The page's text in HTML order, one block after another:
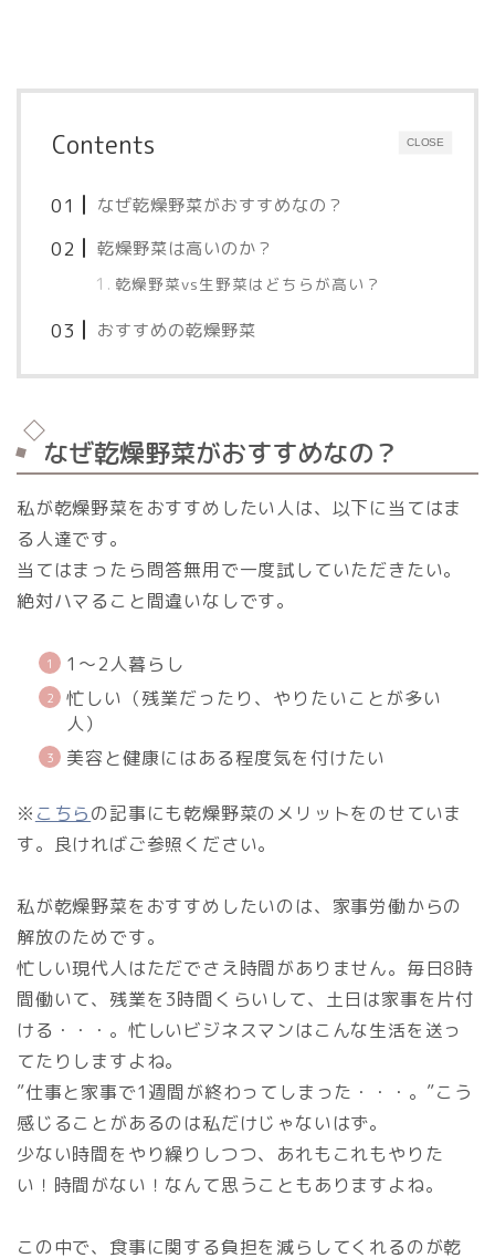
CLOSE
Contents
なぜ乾燥野菜がおすすめなの？
乾燥野菜は高いのか？
乾燥野菜vs生野菜はどちらが高い？
おすすめの乾燥野菜
なぜ乾燥野菜がおすすめなの？
私が乾燥野菜をおすすめしたい人は、以下に当てはま
る人達です。
当てはまったら問答無用で一度試していただきたい。
絶対ハマること間違いなしです。
1～2人暮らし
忙しい（残業だったり、やりたいことが多い
人）
美容と健康にはある程度気を付けたい
※ こちらの記事にも乾燥野菜のメリットをのせていま
す。良ければご参照ください。
私が乾燥野菜をおすすめしたいのは、家事労働からの
解放のためです。
忙しい現代人はただでさえ時間がありません。毎日8時
間働いて、残業を3時間くらいして、土日は家事を片付
ける・・・。忙しいビジネスマンはこんな生活を送っ
てたりしますよね。
”仕事と家事で1週間が終わってしまった・・・。”こう
感じることがあるのは私だけじゃないはず。
少ない時間をやり繰りしつつ、あれもこれもやりた
い！時間がない！なんて思うこともありますよね。
この中で、食事に関する負担を減らしてくれるのが乾